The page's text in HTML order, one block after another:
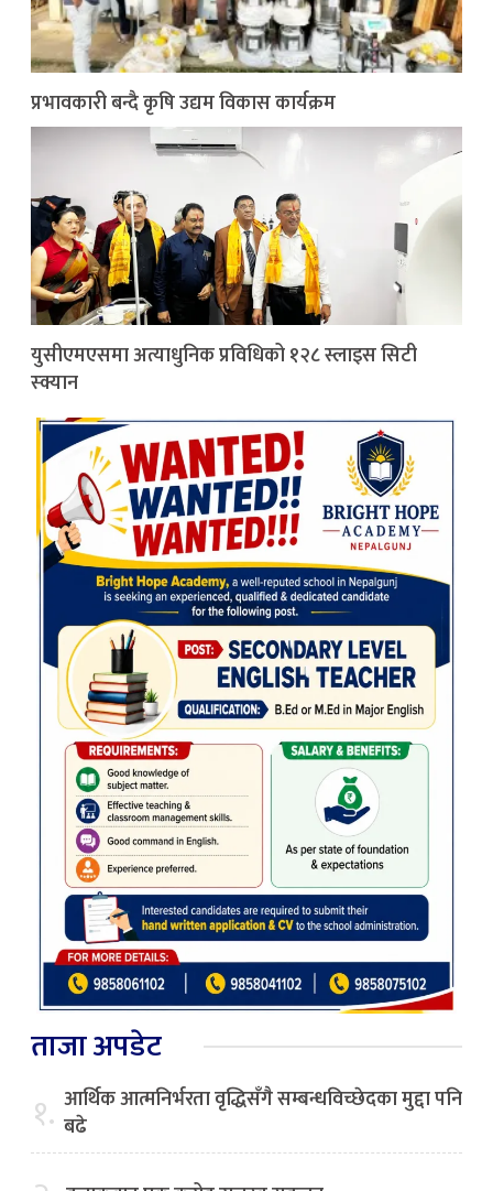
प्रभावकारी बन्दै कृषि उद्यम विकास कार्यक्रम
युसीएमएसमा अत्याधुनिक प्रविधिको १२८ स्लाइस सिटी
स्क्यान
ताजा अपडेट
१. आर्थिक आत्मनिर्भरता वृद्धिसँगै सम्बन्धविच्छेदका मुद्दा पनि
बढे